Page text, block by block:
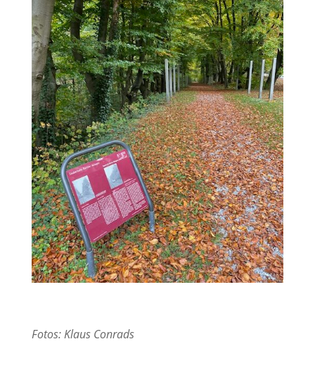
Fotos:Klaus Conrads